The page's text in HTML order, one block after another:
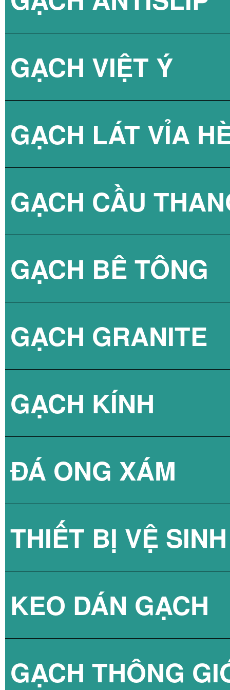
BÌNH NÓNG
GẠCH VIỆT Ý
GẠCH LÁT VỈA
GẠCH BLOCK
GẠCH LÁT VỈA
GẠCH CẦU
GẠCH BÊ TÔNG
GẠCH 3D BÊ
GẠCH GRANITE
GẠCH KÍNH
GẠCH KÍNH
GẠCH KÍNH
GẠCH KÍNH
ĐÁ ONG XÁM
THIẾT BỊ VỆ SINH
SEN TẮM
VÒI CHẬU
KEO DÁN GẠCH
KEO DÁN
GẠCH THÔNG